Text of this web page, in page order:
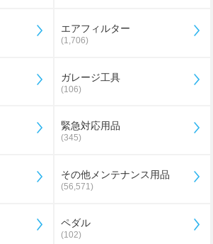
エアフィルター
(1,706)
ガレージ工具
(106)
緊急対応用品
(345)
その他メンテナンス用品
(56,571)
ペダル
(102)